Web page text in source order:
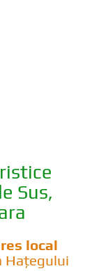
Sus,
local
Hațegului